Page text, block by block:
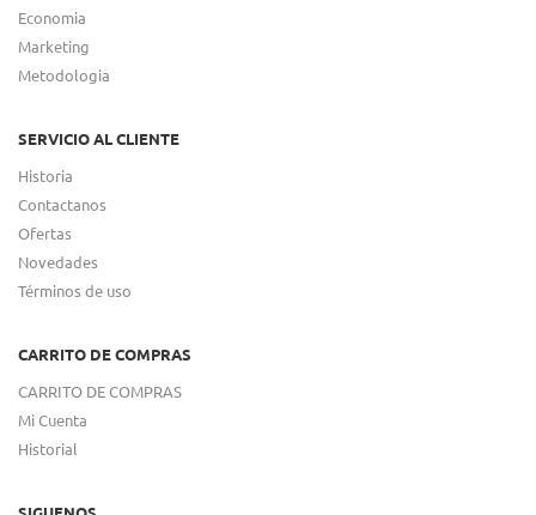
Economia
Marketing
Metodologia
SERVICIO AL CLIENTE
Historia
Contactanos
Ofertas
Novedades
Términos de uso
CARRITO DE COMPRAS
CARRITO DE COMPRAS
Mi Cuenta
Historial